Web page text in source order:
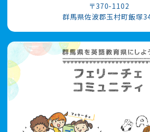
〒370-1102
群馬県佐波郡玉村町飯塚